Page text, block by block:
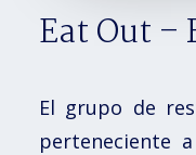
Eat Out –
El grupo de
perteneciente a